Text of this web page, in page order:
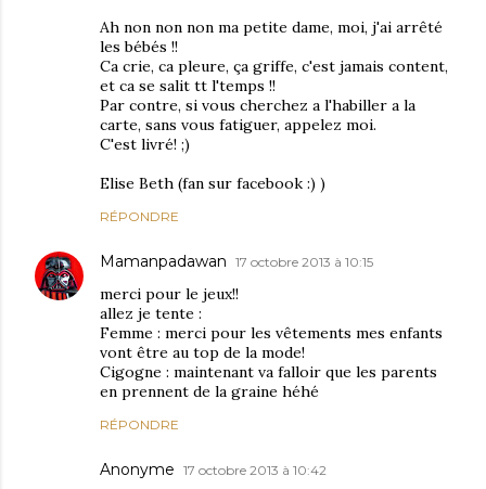
Ah non non non ma petite dame, moi, j'ai arrêté
les bébés !!
Ca crie, ca pleure, ça griffe, c'est jamais content,
et ca se salit tt l'temps !!
Par contre, si vous cherchez a l'habiller a la
carte, sans vous fatiguer, appelez moi.
C'est livré! ;)
Elise Beth (fan sur facebook :) )
RÉPONDRE
Mamanpadawan 17 octobre 2013 à 10:15
merci pour le jeux!!
allez je tente :
Femme : merci pour les vêtements mes enfants
vont être au top de la mode!
Cigogne : maintenant va falloir que les parents
en prennent de la graine héhé
RÉPONDRE
Anonyme 17 octobre 2013 à 10:42